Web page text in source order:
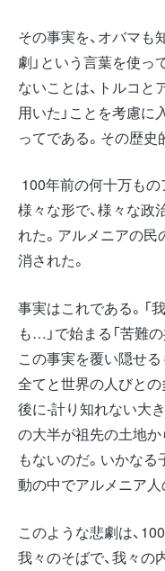
その事実を、オバマも
劇」という言葉を使っ
ないことは、トルコと
用いた」ことを考慮に
ってである。その歴史
100年前の何十万もの
様々な形で、様々な政
れた。アルメニアの
消された。
事実はこれである。「
も…」で始まる「苦難
この事実を覆い隠せ
全てと世界の人びと
後に-計り知れない大
の大半が祖先の土地
もないのだ。いかなる
動の中でアルメニア人
このような悲劇は、
我々のそばで、我々の